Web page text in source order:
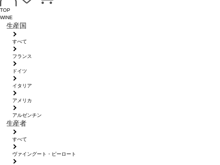
TOP
WINE
生産国
すべて
フランス
ドイツ
イタリア
アメリカ
アルゼンチン
生産者
すべて
ヴァイングート・ピーロート